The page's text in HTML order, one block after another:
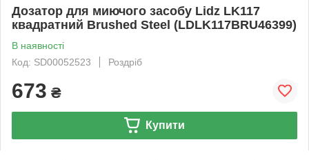
Дозатор для миючого засобу Lidz LK117
квадратний Brushed Steel (LDLK117BRU46399)
В наявності
Код: SD00052523
Роздріб
673 ₴
Купити